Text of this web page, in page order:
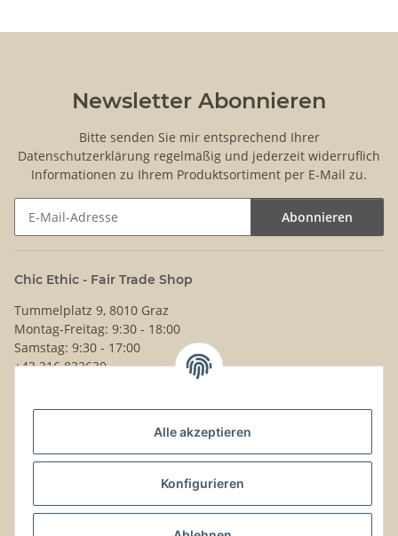
Alle akzeptieren
Konfigurieren
Newsletter Abonnieren
Bitte senden Sie mir entsprechend Ihrer
Datenschutzerklärung regelmäßig und jederzeit widerruflich
Informationen zu Ihrem Produktsortiment per E-Mail zu.
Abonnieren
Chic Ethic - Fair Trade Shop
Tummelplatz 9, 8010 Graz
Montag-Freitag: 9:30 - 18:00
Samstag: 9:30 - 17:00
+43 316 832630